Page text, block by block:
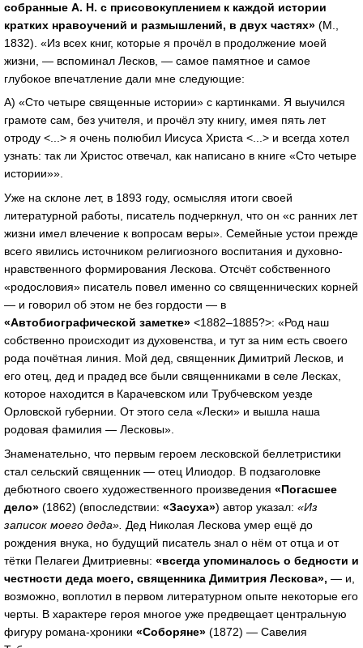
собранные А. Н. с присовокуплением к каждой истории
кратких нравоучений и размышлений, в двух частях» (М.,
1832). «Из всех книг, которые я прочёл в продолжение моей
жизни, — вспоминал Лесков, — самое памятное и самое
глубокое впечатление дали мне следующие:
А) «Сто четыре священные истории» с картинками. Я выучился
грамоте сам, без учителя, и прочёл эту книгу, имея пять лет
отроду <...> я очень полюбил Иисуса Христа <...> и всегда хотел
узнать: так ли Христос отвечал, как написано в книге «Сто четыре
истории»».
Уже на склоне лет, в 1893 году, осмысляя итоги своей
литературной работы, писатель подчеркнул, что он «с ранних лет
жизни имел влечение к вопросам веры». Семейные устои прежде
всего явились источником религиозного воспитания и духовно-
нравственного формирования Лескова. Отсчёт собственного
«родословия» писатель повел именно со священнических корней
— и говорил об этом не без гордости — в
«Автобиографической заметке» <1882–1885?>: «Род наш
собственно происходит из духовенства, и тут за ним есть своего
рода почётная линия. Мой дед, священник Димитрий Лесков, и
его отец, дед и прадед все были священниками в селе Лесках,
которое находится в Карачевском или Трубчевском уезде
Орловской губернии. От этого села «Лески» и вышла наша
родовая фамилия — Лесковы».
Знаменательно, что первым героем лесковской беллетристики
стал сельский священник — отец Илиодор. В подзаголовке
дебютного своего художественного произведения «Погасшее
дело» (1862) (впоследствии: «Засуха») автор указал: «Из
записок моего деда». Дед Николая Лескова умер ещё до
рождения внука, но будущий писатель знал о нём от отца и от
тётки Пелагеи Дмитриевны: «всегда упоминалось о бедности и
честности деда моего, священника Димитрия Лескова», — и,
возможно, воплотил в первом литературном опыте некоторые его
черты. В характере героя многое уже предвещает центральную
фигуру романа-хроники «Соборяне» (1872) — Савелия